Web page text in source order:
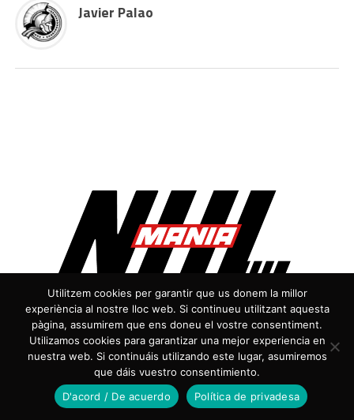
Javier Palao
Utilitzem cookies per garantir que us donem la millor
experiència al nostre lloc web. Si continueu utilitzant aquesta
pàgina, assumirem que ens doneu el vostre consentiment.
Utilizamos cookies para garantizar una mejor experiencia en
nuestra web. Si continuáis utilizando este lugar, asumiremos
que dáis vuestro consentimiento.
D'acord / De acuerdo
Política de privadesa